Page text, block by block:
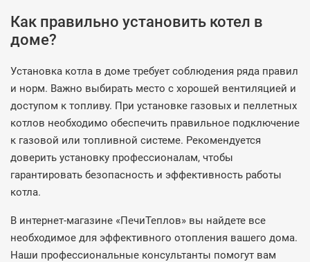
Как правильно установить котел в
доме?
Установка котла в доме требует соблюдения ряда правил
и норм. Важно выбирать место с хорошей вентиляцией и
доступом к топливу. При установке газовых и пеллетных
котлов необходимо обеспечить правильное подключение
к газовой или топливной системе. Рекомендуется
доверить установку профессионалам, чтобы
гарантировать безопасность и эффективность работы
котла.
В интернет-магазине «ПечиТеплов» вы найдете все
необходимое для эффективного отопления вашего дома.
Наши профессиональные консультанты помогут вам